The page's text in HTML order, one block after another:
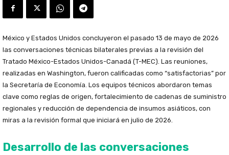
México y Estados Unidos concluyeron el pasado 13 de mayo de 2026
las conversaciones técnicas bilaterales previas a la revisión del
Tratado México-Estados Unidos-Canadá (T-MEC). Las reuniones,
realizadas en Washington, fueron calificadas como “satisfactorias” por
la Secretaría de Economía. Los equipos técnicos abordaron temas
clave como reglas de origen, fortalecimiento de cadenas de suministro
regionales y reducción de dependencia de insumos asiáticos, con
miras a la revisión formal que iniciará en julio de 2026.
Desarrollo de las conversaciones